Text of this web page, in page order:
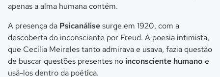
apenas a alma humana contém.
A presença da Psicanálisesurge em 1920, com a
descoberta do inconsciente por Freud. A poesia intimista,
que Cecília Meireles tanto admirava e usava, fazia questão
de buscar questões presentes no inconsciente humano e
usá-los dentro da poética.